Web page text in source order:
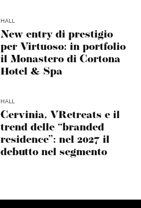
HALL
New entry di prestigio
per Virtuoso: in portfolio
il Monastero di Cortona
Hotel & Spa
HALL
Cervinia, VRetreats e il
trend delle “branded
residence”: nel 2027 il
debutto nel segmento